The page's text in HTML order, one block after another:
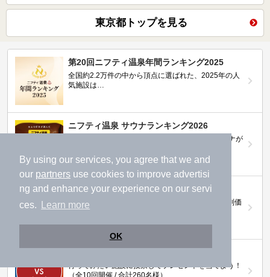
By using our services, you agree that we and
our partners use cookies to improve advertisi
ng and enhance your experience on our servi
ces.
Learn more
OK
東京都トップを見る
第20回ニフティ温泉年間ランキング2025
全国約2.2万件の中から頂点に選ばれた、2025年の人
気施設は…
ニフティ温泉 サウナランキング2026
おふろ好きユーザーの投票により、全国No.1サウナが
ニフティ温泉プレミアムクーポン
ノジマモバイル会員向け 通常よりもお得な「特別価
格」で人気の温泉を満喫できる！
行ってみたい施設に投票してプレゼントを当てよう！
（全10回開催 / 合計260名様）